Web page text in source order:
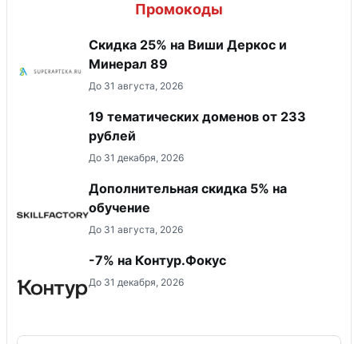
Промокоды
Скидка 25% на Виши Деркос и
Минерал 89
До 31 августа, 2026
19 тематических доменов от 233
рублей
До 31 декабря, 2026
Дополнительная скидка 5% на
обучение
До 31 августа, 2026
-7% на Контур.Фокус
До 31 декабря, 2026